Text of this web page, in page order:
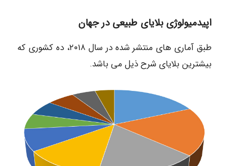
اپیدمیولوژی بلایای طبیعی در جهان
طبق آماری های منتشر شده در سال ۲۰۱۸، ده کشوری که
بیشترین بلایای شرح ذیل می باشد.